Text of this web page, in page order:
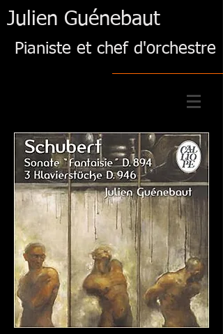
Julien Guénebaut
Pianiste et chef d'orchestre